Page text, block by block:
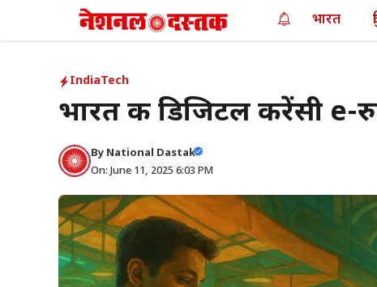
भारत
IndiaTech
भारत की डिजिटल करेंसी e-
By National Dastak
On: June 11, 2025 6:03 PM